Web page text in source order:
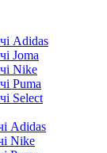
Adidas
Joma
Nike
Puma
Select
Adidas
Nike